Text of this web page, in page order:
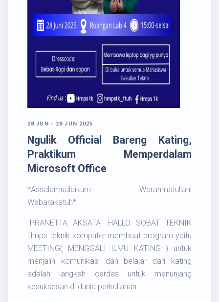
28 JUN - 28 JUN 2025
Ngulik Official Bareng Kating,
Praktikum Memperdalam
Microsoft Office
*Assalamualaikum Warahmatullahi
Wabarakatuh*
"PRANETTA AKSATA" HALLO SOBAT TEKNIK
Hmps teknik komputer membuat program yaitu
MEETING( MENGGALI ILMU KATING ) untuk
menjalin komunikasi dan belajar dari kating
adalah langkah cerdas untuk menunjang
kesuksesan di dunia perkuliahan.